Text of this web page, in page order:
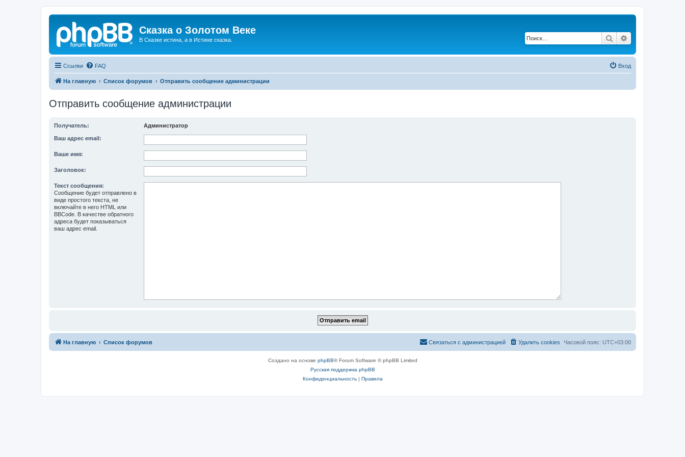
Сказка о Золотом Веке
В Сказке истина, а в Истине сказка. Поиск
Ссылки FAQ Вход
На главную Список форумов Отправить сообщение администрации
Отправить сообщение администрации
Получатель: Администратор
Ваш адрес email:
Ваше имя:
Заголовок:
Текст сообщения:
Сообщение будет отправлено в
виде простого текста, не
включайте в него HTML или
BBCode. В качестве обратного
адреса будет показываться
ваш адрес email.
На главную Список форумов Часовой пояс: UTC+03:00
Удалить cookies
Связаться с администрацией
Создано на основе phpBB® Forum Software © phpBB Limited
Русская поддержка phpBB
Конфиденциальность| Правила